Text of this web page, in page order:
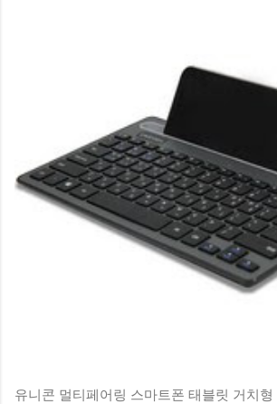
유니콘 멀티페어링 스마트폰 태블릿 거치